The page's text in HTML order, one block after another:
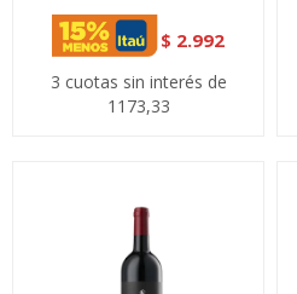
$ 2.992
3 cuotas sin interés de
1173,33